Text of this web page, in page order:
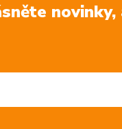
novinky,